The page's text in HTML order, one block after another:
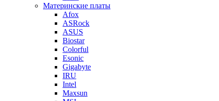
Материнские платы
Afox
ASRock
ASUS
Biostar
Colorful
Esonic
Gigabyte
IRU
Intel
Maxsun